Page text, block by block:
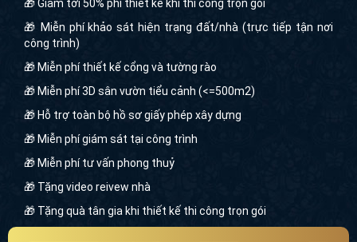
công trình)
🎁 Miễn phí thiết kế cổng và tường rào
🎁 Miễn phí 3D sân vườn tiểu cảnh (<=500m2)
🎁 Hỗ trợ toàn bộ hồ sơ giấy phép xây dựng
🎁 Miễn phí giám sát tại công trình
🎁 Miễn phí tư vấn phong thuỷ
🎁 Tặng video reivew nhà
🎁 Tặng quà tân gia khi thiết kế thi công trọn gói